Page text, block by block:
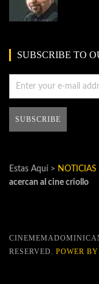
SUBSCRIBE TO
Estas Aquí > NOTICIAS
acercan al cine criollo
RESERVED. POWER